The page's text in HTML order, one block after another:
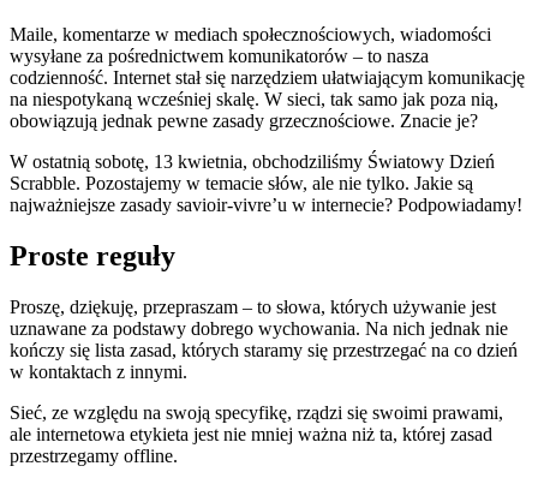
Maile, komentarze w mediach społecznościowych, wiadomości
wysyłane za pośrednictwem komunikatorów – to nasza
codzienność. Internet stał się narzędziem ułatwiającym komunikację
na niespotykaną wcześniej skalę. W sieci, tak samo jak poza nią,
obowiązują jednak pewne zasady grzecznościowe. Znacie je?
W ostatnią sobotę, 13 kwietnia, obchodziliśmy Światowy Dzień
Scrabble. Pozostajemy w temacie słów, ale nie tylko. Jakie są
najważniejsze zasady savioir-vivre’u w internecie? Podpowiadamy!
Proste reguły
Proszę, dziękuję, przepraszam – to słowa, których używanie jest
uznawane za podstawy dobrego wychowania. Na nich jednak nie
kończy się lista zasad, których staramy się przestrzegać na co dzień
w kontaktach z innymi.
Sieć, ze względu na swoją specyfikę, rządzi się swoimi prawami,
ale internetowa etykieta jest nie mniej ważna niż ta, której zasad
przestrzegamy offline.